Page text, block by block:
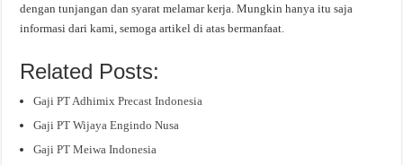
dengan tunjangan dan syarat melamar kerja. Mungkin hanya itu saja
informasi dari kami, semoga artikel di atas bermanfaat.
Related Posts:
Gaji PT Adhimix Precast Indonesia
Gaji PT Wijaya Engindo Nusa
Gaji PT Meiwa Indonesia